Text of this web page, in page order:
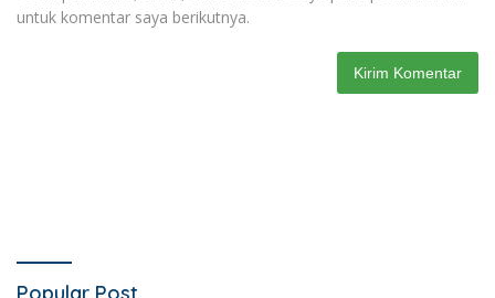
untuk komentar saya berikutnya.
Popular Post